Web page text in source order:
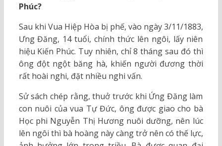
Phúc?
Sau khi Vua Hiệp Hòa bị phế, vào ngày 3/11/1883,
Ưng Đăng, 14 tuổi, chính thức lên ngôi, lấy niên
hiệu Kiến Phúc. Tuy nhiên, chỉ 8 tháng sau đó thì
ông đột ngột băng hà, khiến người đương thời
rất hoài nghi, đặt nhiều nghi vấn.
Sử sách chép rằng, thuở trước khi Ứng Đăng làm
con nuôi của vua Tự Đức, ông được giao cho bà
Học phi Nguyễn Thị Hương nuôi dưỡng, nên lúc
lên ngôi thì bà hoàng này càng trở nên có thế lực,